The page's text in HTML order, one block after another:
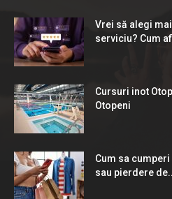
Vrei să alegi
serviciu? Cum
Cursuri inot
Otopeni
Cum sa
sau pierdere